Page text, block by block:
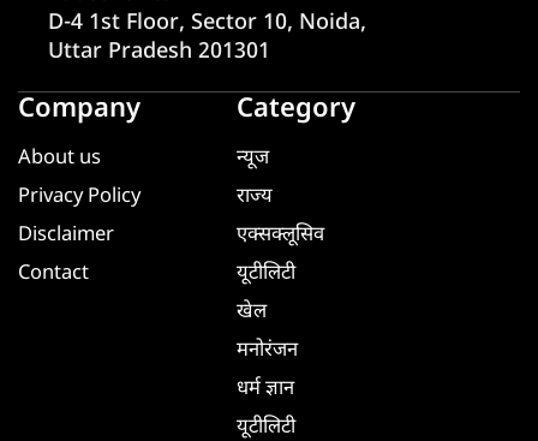
D-4 1st Floor, Sector 10, Noida,
Uttar Pradesh 201301
Company
About us
Privacy Policy
Disclaimer
Contact
Category
न्यूज
राज्य
एक्सक्लूसिव
यूटीलिटी
खेल
मनोरंजन
धर्म ज्ञान
यूटीलिटी